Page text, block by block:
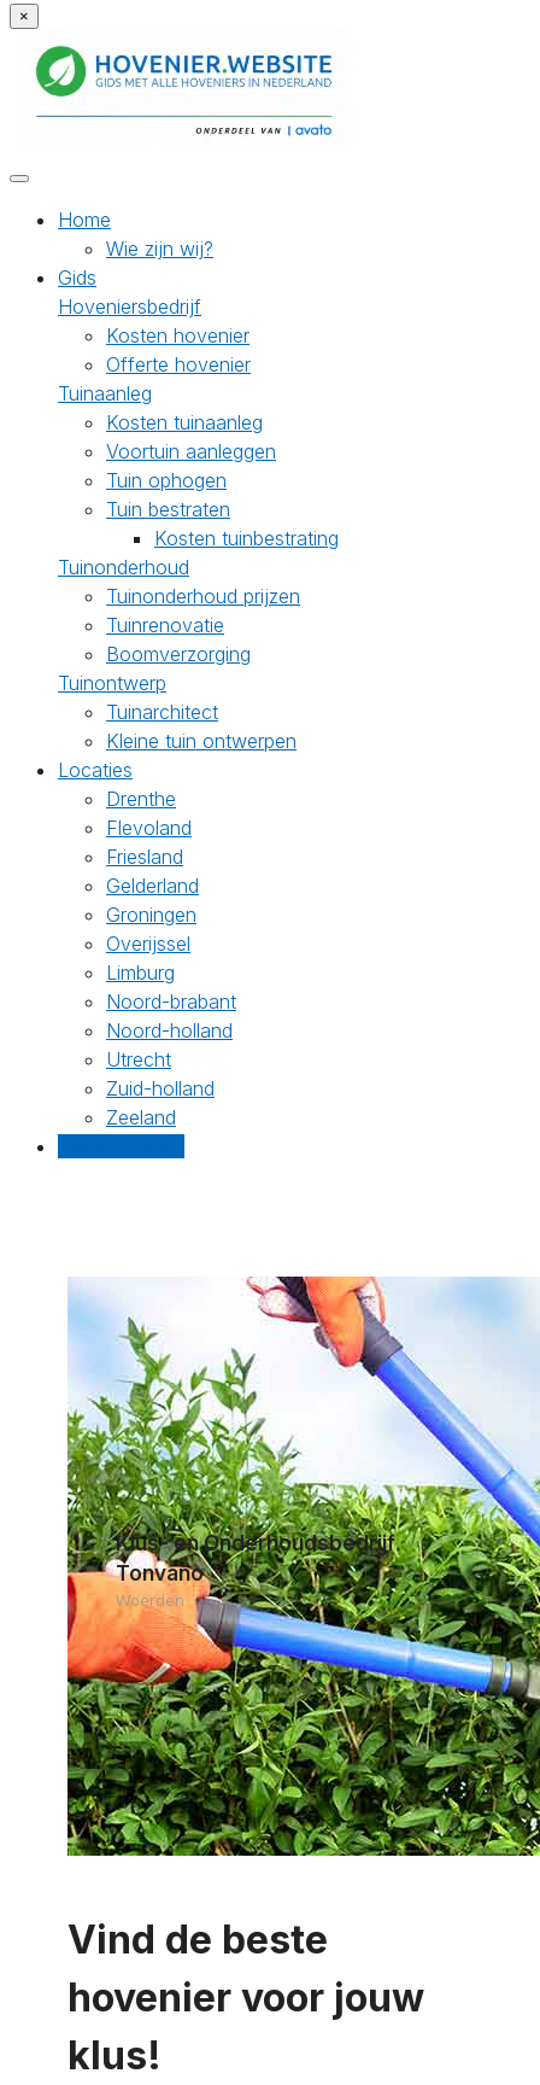
×
Home
Wie zijn wij?
Gids
Hoveniersbedrijf
Kosten hovenier
Offerte hovenier
Tuinaanleg
Kosten tuinaanleg
Voortuin aanleggen
Tuin ophogen
Tuin bestraten
Kosten tuinbestrating
Tuinonderhoud
Tuinonderhoud prijzen
Tuinrenovatie
Boomverzorging
Tuinontwerp
Tuinarchitect
Kleine tuin ontwerpen
Locaties
Drenthe
Flevoland
Friesland
Gelderland
Groningen
Overijssel
Limburg
Noord-brabant
Noord-holland
Utrecht
Zuid-holland
Zeeland
Klus- en Onderhoudsbedrijf
Tonvano
Woerden
Vind de beste
hovenier voor jouw
klus!